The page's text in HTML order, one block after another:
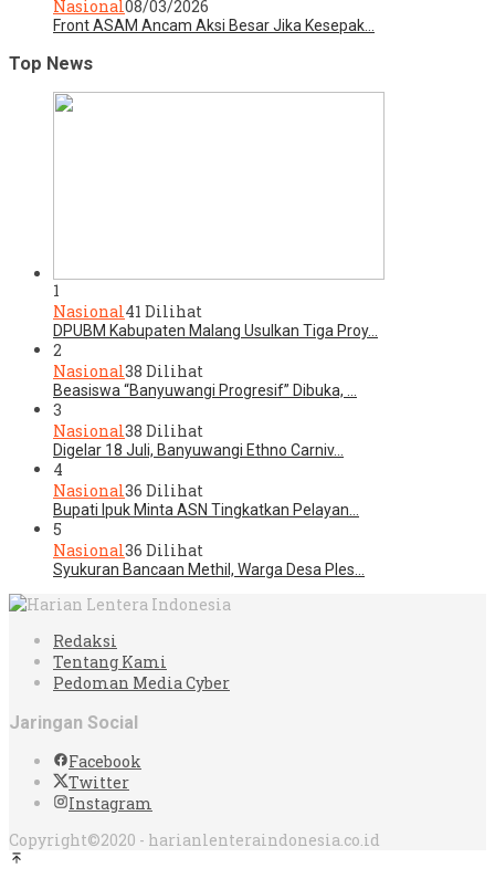
Nasional08/03/2026
Front ASAM Ancam Aksi Besar Jika Kesepak…
Top News
1
Nasional41 Dilihat
DPUBM Kabupaten Malang Usulkan Tiga Proy…
2
Nasional38 Dilihat
Beasiswa “Banyuwangi Progresif” Dibuka, …
3
Nasional38 Dilihat
Digelar 18 Juli, Banyuwangi Ethno Carniv…
4
Nasional36 Dilihat
Bupati Ipuk Minta ASN Tingkatkan Pelayan…
5
Nasional36 Dilihat
Syukuran Bancaan Methil, Warga Desa Ples…
Redaksi
Tentang Kami
Pedoman Media Cyber
Jaringan Social
Facebook
Twitter
Instagram
Copyright©2020 - harianlenteraindonesia.co.id